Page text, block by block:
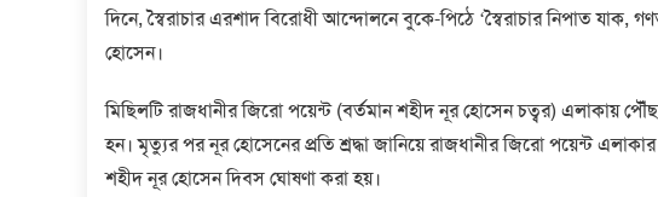
দিনে, স্বৈরাচার এরশাদ বিরোধী আন্দোলনে বুকে-পিঠে ‘স্বৈরাচার নিপাত যাক,
হোসেন।
মিছিলটি রাজধানীর জিরো পয়েন্ট (বর্তমান শহীদ নূর হোসেন চত্বর) এলাকায়
হন। মৃত্যুর পর নূর হোসেনের প্রতি শ্রদ্ধা জানিয়ে রাজধানীর জিরো পয়েন্ট
শহীদ নূর হোসেন দিবস ঘোষণা করা হয়।